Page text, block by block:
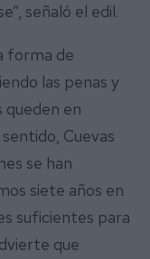
señaló el edil.
forma de
las penas y
queden en
Cuevas
se han
siete años en
suficientes para
que